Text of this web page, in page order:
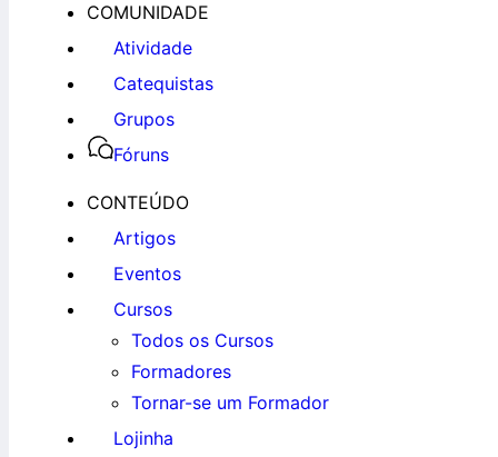
COMUNIDADE
Atividade
Catequistas
Grupos
Fóruns
CONTEÚDO
Artigos
Eventos
Cursos
Todos os Cursos
Formadores
Tornar-se um Formador
Lojinha